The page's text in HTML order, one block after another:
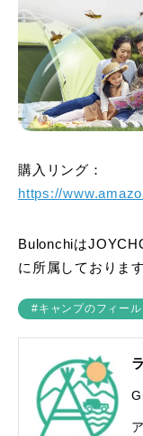
購入リング：
https://
Bulonchiは
に所属しております
#キャンプのフィール